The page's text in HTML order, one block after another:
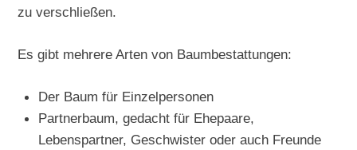
zu verschließen.
Es gibt mehrere Arten von Baumbestattungen:
Der Baum für Einzelpersonen
Partnerbaum, gedacht für Ehepaare,
Lebenspartner, Geschwister oder auch Freunde